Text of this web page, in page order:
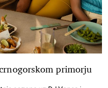
primorju